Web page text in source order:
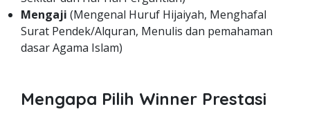
Mengaji (Mengenal Huruf Hijaiyah, Menghafal
Surat Pendek/Alquran, Menulis dan pemahaman
dasar Agama Islam)
Mengapa Pilih Winner Prestasi